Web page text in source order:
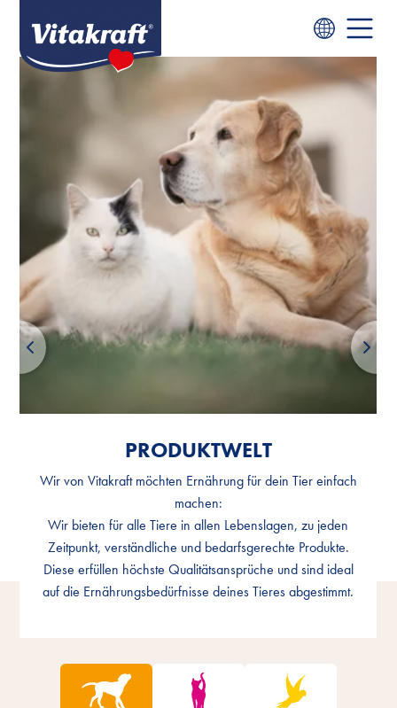
PRODUKTWELT
Wir von Vitakraft möchten Ernährung für dein Tier einfach
machen:
Wir bieten für alle Tiere in allen Lebenslagen, zu jeden
Zeitpunkt, verständliche und bedarfsgerechte Produkte.
Diese erfüllen höchste Qualitätsansprüche und sind ideal
auf die Ernährungsbedürfnisse deines Tieres abgestimmt.
PRODUKTWELT
Wir von Vitakraft möchten Ernährung für dein Tier einfach
machen:
Wir bieten für alle Tiere in allen Lebenslagen, zu jeden
Zeitpunkt, verständliche und bedarfsgerechte Produkte.
Diese erfüllen höchste Qualitätsansprüche und sind ideal
auf die Ernährungsbedürfnisse deines Tieres abgestimmt.